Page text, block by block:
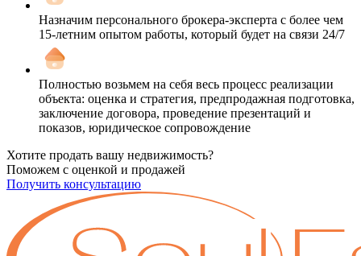
Назначим персонального брокера-эксперта с более чем
15-летним опытом работы, который будет на связи 24/7
Полностью возьмем на себя весь процесс реализации
объекта: оценка и стратегия, предпродажная подготовка,
заключение договора, проведение презентаций и
показов, юридическое сопровождение
Хотите продать вашу недвижимость?
Поможем с оценкой и продажей
Получить консультацию